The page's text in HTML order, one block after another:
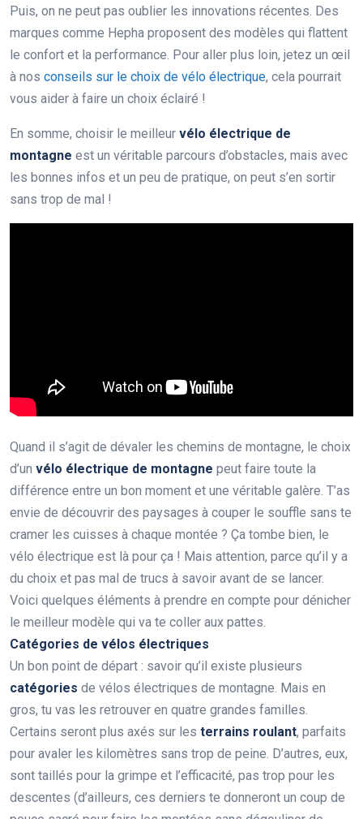
Puis, on ne peut pas oublier les innovations récentes. Des
marques comme Hepha proposent des modèles qui flattent
le confort et la performance. Pour aller plus loin, jetez un œil
à nos conseils sur le choix de vélo électrique, cela pourrait
vous aider à faire un choix éclairé !
En somme, choisir le meilleur vélo électrique de
montagne est un véritable parcours d’obstacles, mais avec
les bonnes infos et un peu de pratique, on peut s’en sortir
sans trop de mal !
Quand il s’agit de dévaler les chemins de montagne, le choix
d’un vélo électrique de montagne peut faire toute la
différence entre un bon moment et une véritable galère. T’as
envie de découvrir des paysages à couper le souffle sans te
cramer les cuisses à chaque montée ? Ça tombe bien, le
vélo électrique est là pour ça ! Mais attention, parce qu’il y a
du choix et pas mal de trucs à savoir avant de se lancer.
Voici quelques éléments à prendre en compte pour dénicher
le meilleur modèle qui va te coller aux pattes.
Catégories de vélos électriques
Un bon point de départ : savoir qu’il existe plusieurs
catégories de vélos électriques de montagne. Mais en
gros, tu vas les retrouver en quatre grandes familles.
Certains seront plus axés sur les terrains roulant, parfaits
pour avaler les kilomètres sans trop de peine. D’autres, eux,
sont taillés pour la grimpe et l’efficacité, pas trop pour les
descentes (d’ailleurs, ces derniers te donneront un coup de